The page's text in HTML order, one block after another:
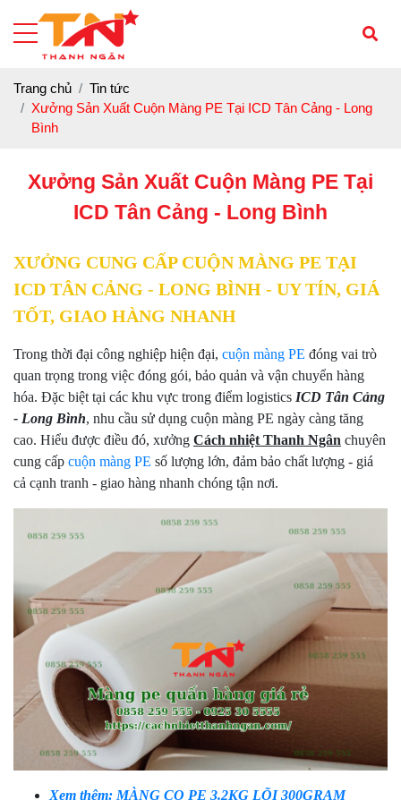
Trang chủ
Tin tức
Xưởng Sản Xuất Cuộn Màng PE Tại ICD Tân Cảng - Long
Bình
Xưởng Sản Xuất Cuộn Màng PE Tại
ICD Tân Cảng - Long Bình
XƯỞNG CUNG CẤP CUỘN MÀNG PE TẠI
ICD TÂN CẢNG - LONG BÌNH - UY TÍN, GIÁ
TỐT, GIAO HÀNG NHANH
Trong thời đại công nghiệp hiện đại, cuộn màng PE đóng vai trò
quan trọng trong việc đóng gói, bảo quản và vận chuyển hàng
hóa. Đặc biệt tại các khu vực trong điểm logistics ICD Tân Cảng
- Long Bình, nhu cầu sử dụng cuộn màng PE ngày càng tăng
cao. Hiểu được điều đó, xưởng Cách nhiệt Thanh Ngân chuyên
cung cấp cuộn màng PE số lượng lớn, đảm bảo chất lượng - giá
cả cạnh tranh - giao hàng nhanh chóng tận nơi.
Xem thêm: MÀNG CO PE 3.2KG LÕI 300GRAM